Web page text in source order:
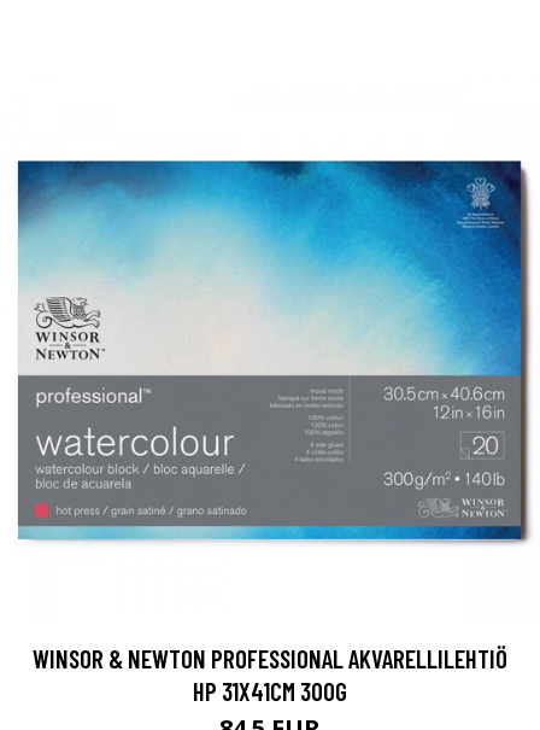
WINSOR & NEWTON PROFESSIONAL AKVARELLILEHTIÖ
HP 31X41CM 300G